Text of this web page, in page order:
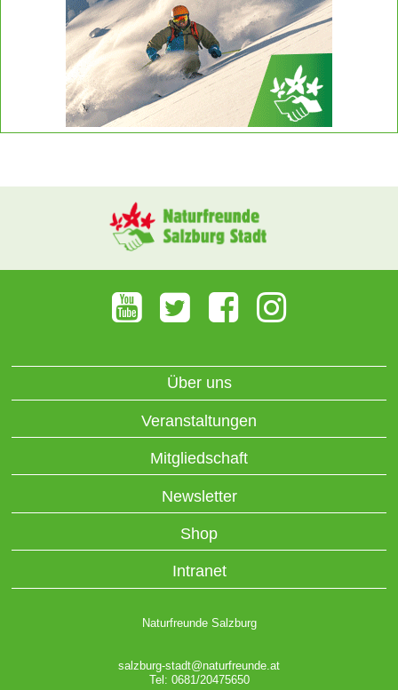
Über uns
Veranstaltungen
Mitgliedschaft
Newsletter
Shop
Intranet
Naturfreunde Salzburg
salzburg-stadt@naturfreunde.at
Tel: 0681/20475650